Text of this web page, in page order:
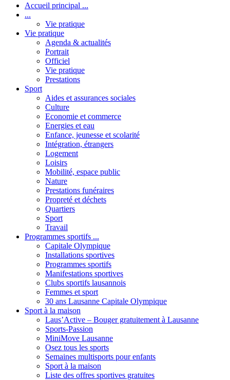
Accueil principal ...
...
Vie pratique
Vie pratique
Agenda & actualités
Portrait
Officiel
Vie pratique
Prestations
Sport
Aides et assurances sociales
Culture
Economie et commerce
Energies et eau
Enfance, jeunesse et scolarité
Intégration, étrangers
Logement
Loisirs
Mobilité, espace public
Nature
Prestations funéraires
Propreté et déchets
Quartiers
Sport
Travail
Programmes sportifs ...
Capitale Olympique
Installations sportives
Programmes sportifs
Manifestations sportives
Clubs sportifs lausannois
Femmes et sport
30 ans Lausanne Capitale Olympique
Sport à la maison
Laus’Active – Bouger gratuitement à Lausanne
Sports-Passion
MiniMove Lausanne
Osez tous les sports
Semaines multisports pour enfants
Sport à la maison
Liste des offres sportives gratuites